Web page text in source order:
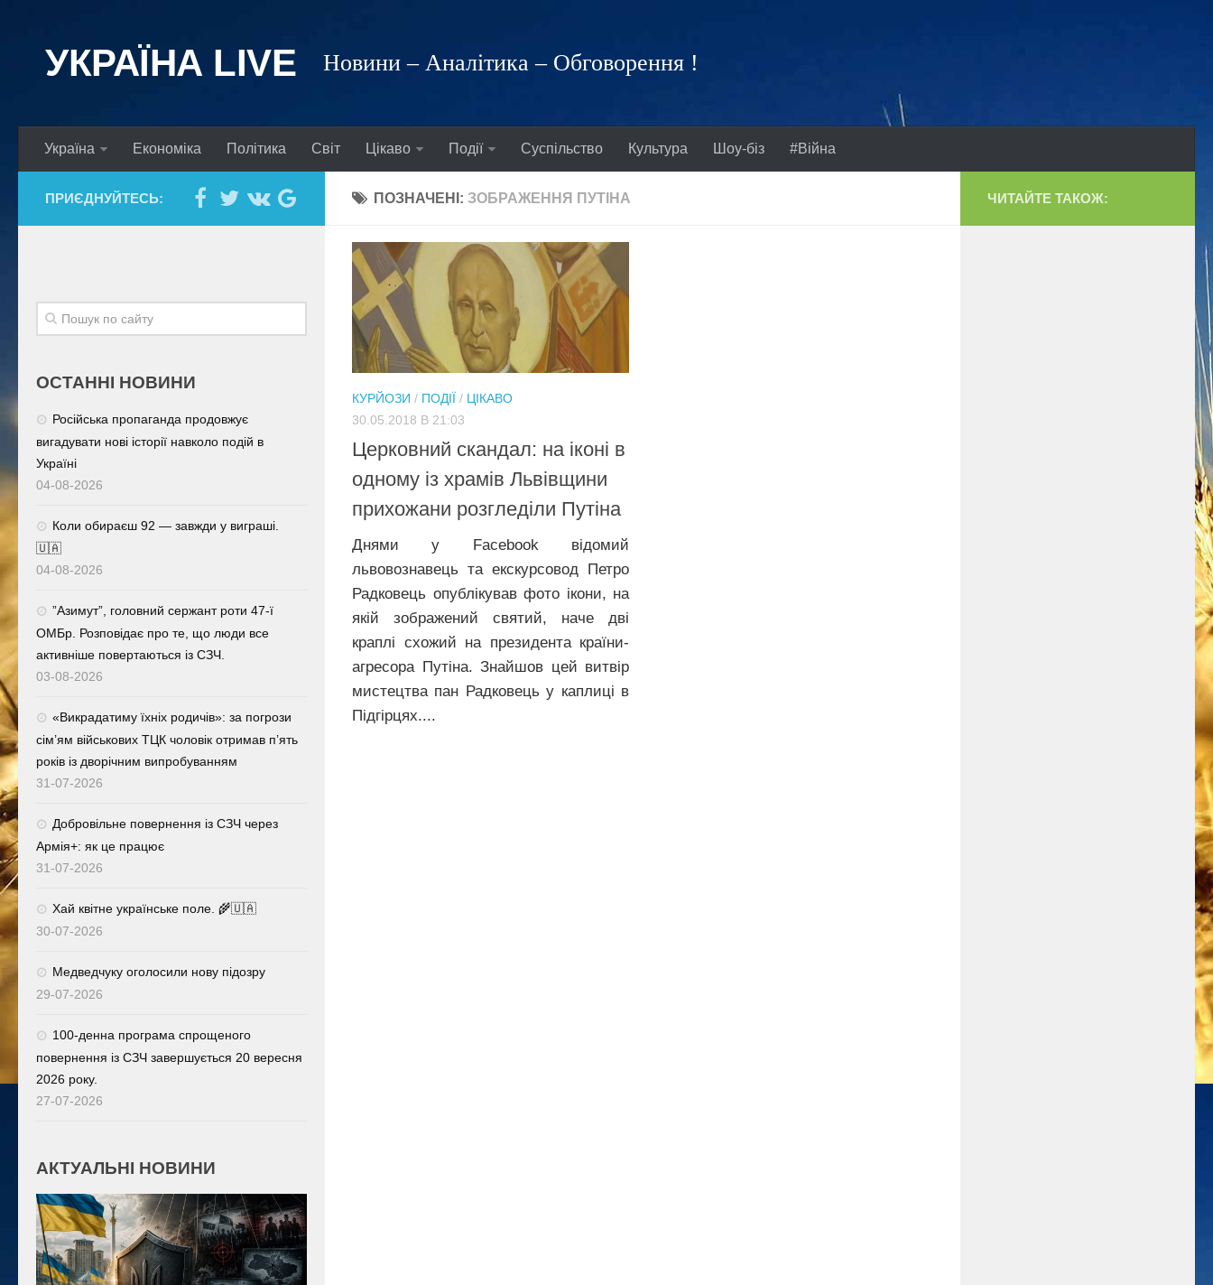
УКРАЇНА LIVE Новини – Аналітика – Обговорення !
Україна Економіка Політика Світ Цікаво Події Суспільство Культура Шоу-біз #Війна
ПОЗНАЧЕНІ: ЗОБРАЖЕННЯ ПУТІНА
КУРЙОЗИ / ПОДІЇ / ЦІКАВО
30.05.2018 В 21:03
Церковний скандал: на іконі в
одному із храмів Львівщини
прихожани розгледіли Путіна
Днями у Facebook відомий
львовознавець та екскурсовод Петро
Радковець опублікував фото ікони, на
якій зображений святий, наче дві
краплі схожий на президента країни-
агресора Путіна. Знайшов цей витвір
мистецтва пан Радковець у каплиці в
Підгірцях....
ПРИЄДНУЙТЕСЬ:
ОСТАННІ НОВИНИ
Російська пропаганда продовжує
вигадувати нові історії навколо подій в
Україні
04-08-2026
Коли обираєш 92 — завжди у виграші.
🇺🇦
04-08-2026
⁨”Азимут”, головний сержант роти 47-ї
ОМБр. Розповідає про те, що люди все
активніше повертаються із СЗЧ.
03-08-2026
«Викрадатиму їхніх родичів»: за погрози
сім’ям військових ТЦК чоловік отримав п’ять
років із дворічним випробуванням
31-07-2026
Добровільне повернення із СЗЧ через
Армія+: як це працює
31-07-2026
Хай квітне українське поле. 🌾🇺🇦
30-07-2026
Медведчуку оголосили нову підозру
29-07-2026
100-денна програма спрощеного
повернення із СЗЧ завершується 20 вересня
2026 року.
27-07-2026
АКТУАЛЬНІ НОВИНИ
ЧИТАЙТЕ ТАКОЖ: